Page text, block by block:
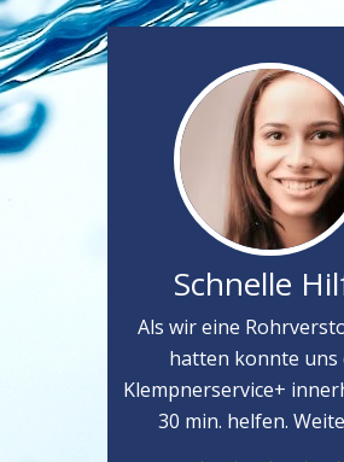
Schnelle
Als wir eine
hatten konnte uns
Klempnerservice+
30 min. helfen.